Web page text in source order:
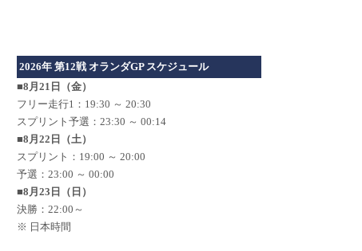
2026年 第12戦 オランダGP スケジュール
■8月21日（金）
フリー走行1：19:30 ～ 20:30
スプリント予選：23:30 ～ 00:14
■8月22日（土）
スプリント：19:00 ～ 20:00
予選：23:00 ～ 00:00
■8月23日（日）
決勝：22:00～
※ 日本時間